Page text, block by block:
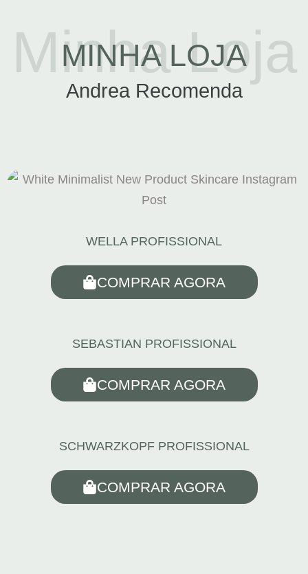
Minha Loja
MINHA LOJA
Andrea Recomenda
WELLA PROFISSIONAL
COMPRAR AGORA
SEBASTIAN PROFISSIONAL
COMPRAR AGORA
SCHWARZKOPF PROFISSIONAL
COMPRAR AGORA